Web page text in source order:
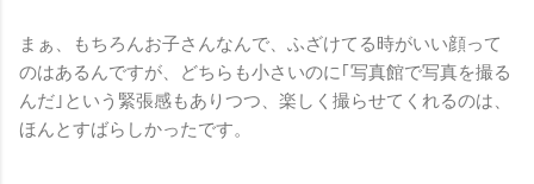
まぁ、もちろんお子さんなんで、ふざけてる時がいい顔って
のはあるんですが、どちらも小さいのに｢写真館で写真を撮る
んだ｣という緊張感もありつつ、楽しく撮らせてくれるのは、
ほんとすばらしかったです。